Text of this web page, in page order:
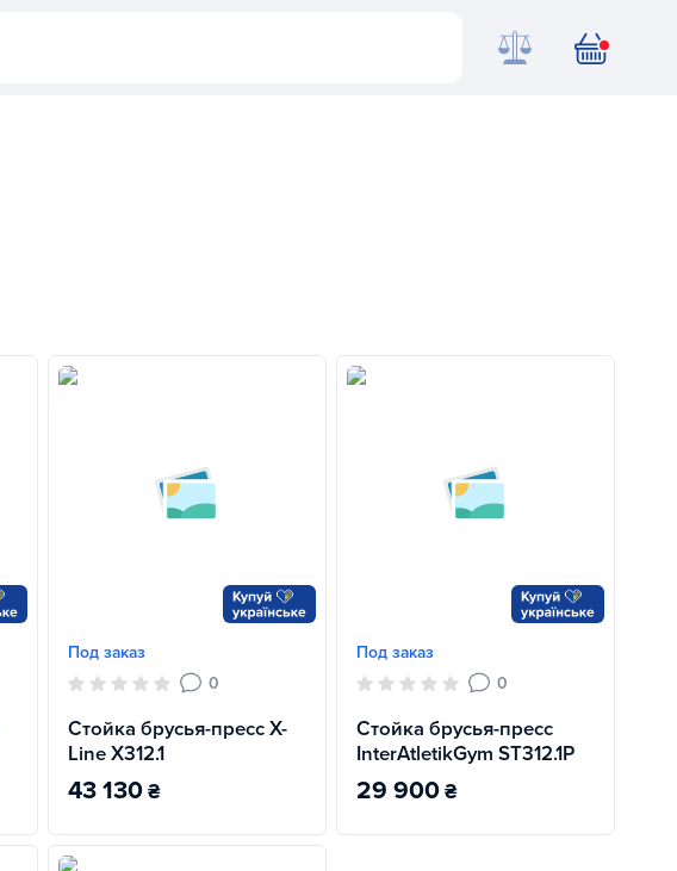
Под заказ
0
Стойка брусья-пресс X-
Line X312.1
43 130₴
Под заказ
0
Стойка брусья-пресс
InterAtletikGym ST312.1P
29 900₴